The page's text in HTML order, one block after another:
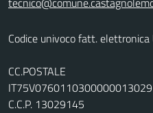
Codice univoco fatt. elettronica
CC.POSTALE
C.C.P. 13029145